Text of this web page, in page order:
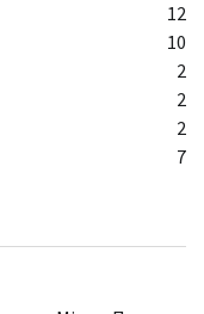
12
10
2
2
2
7